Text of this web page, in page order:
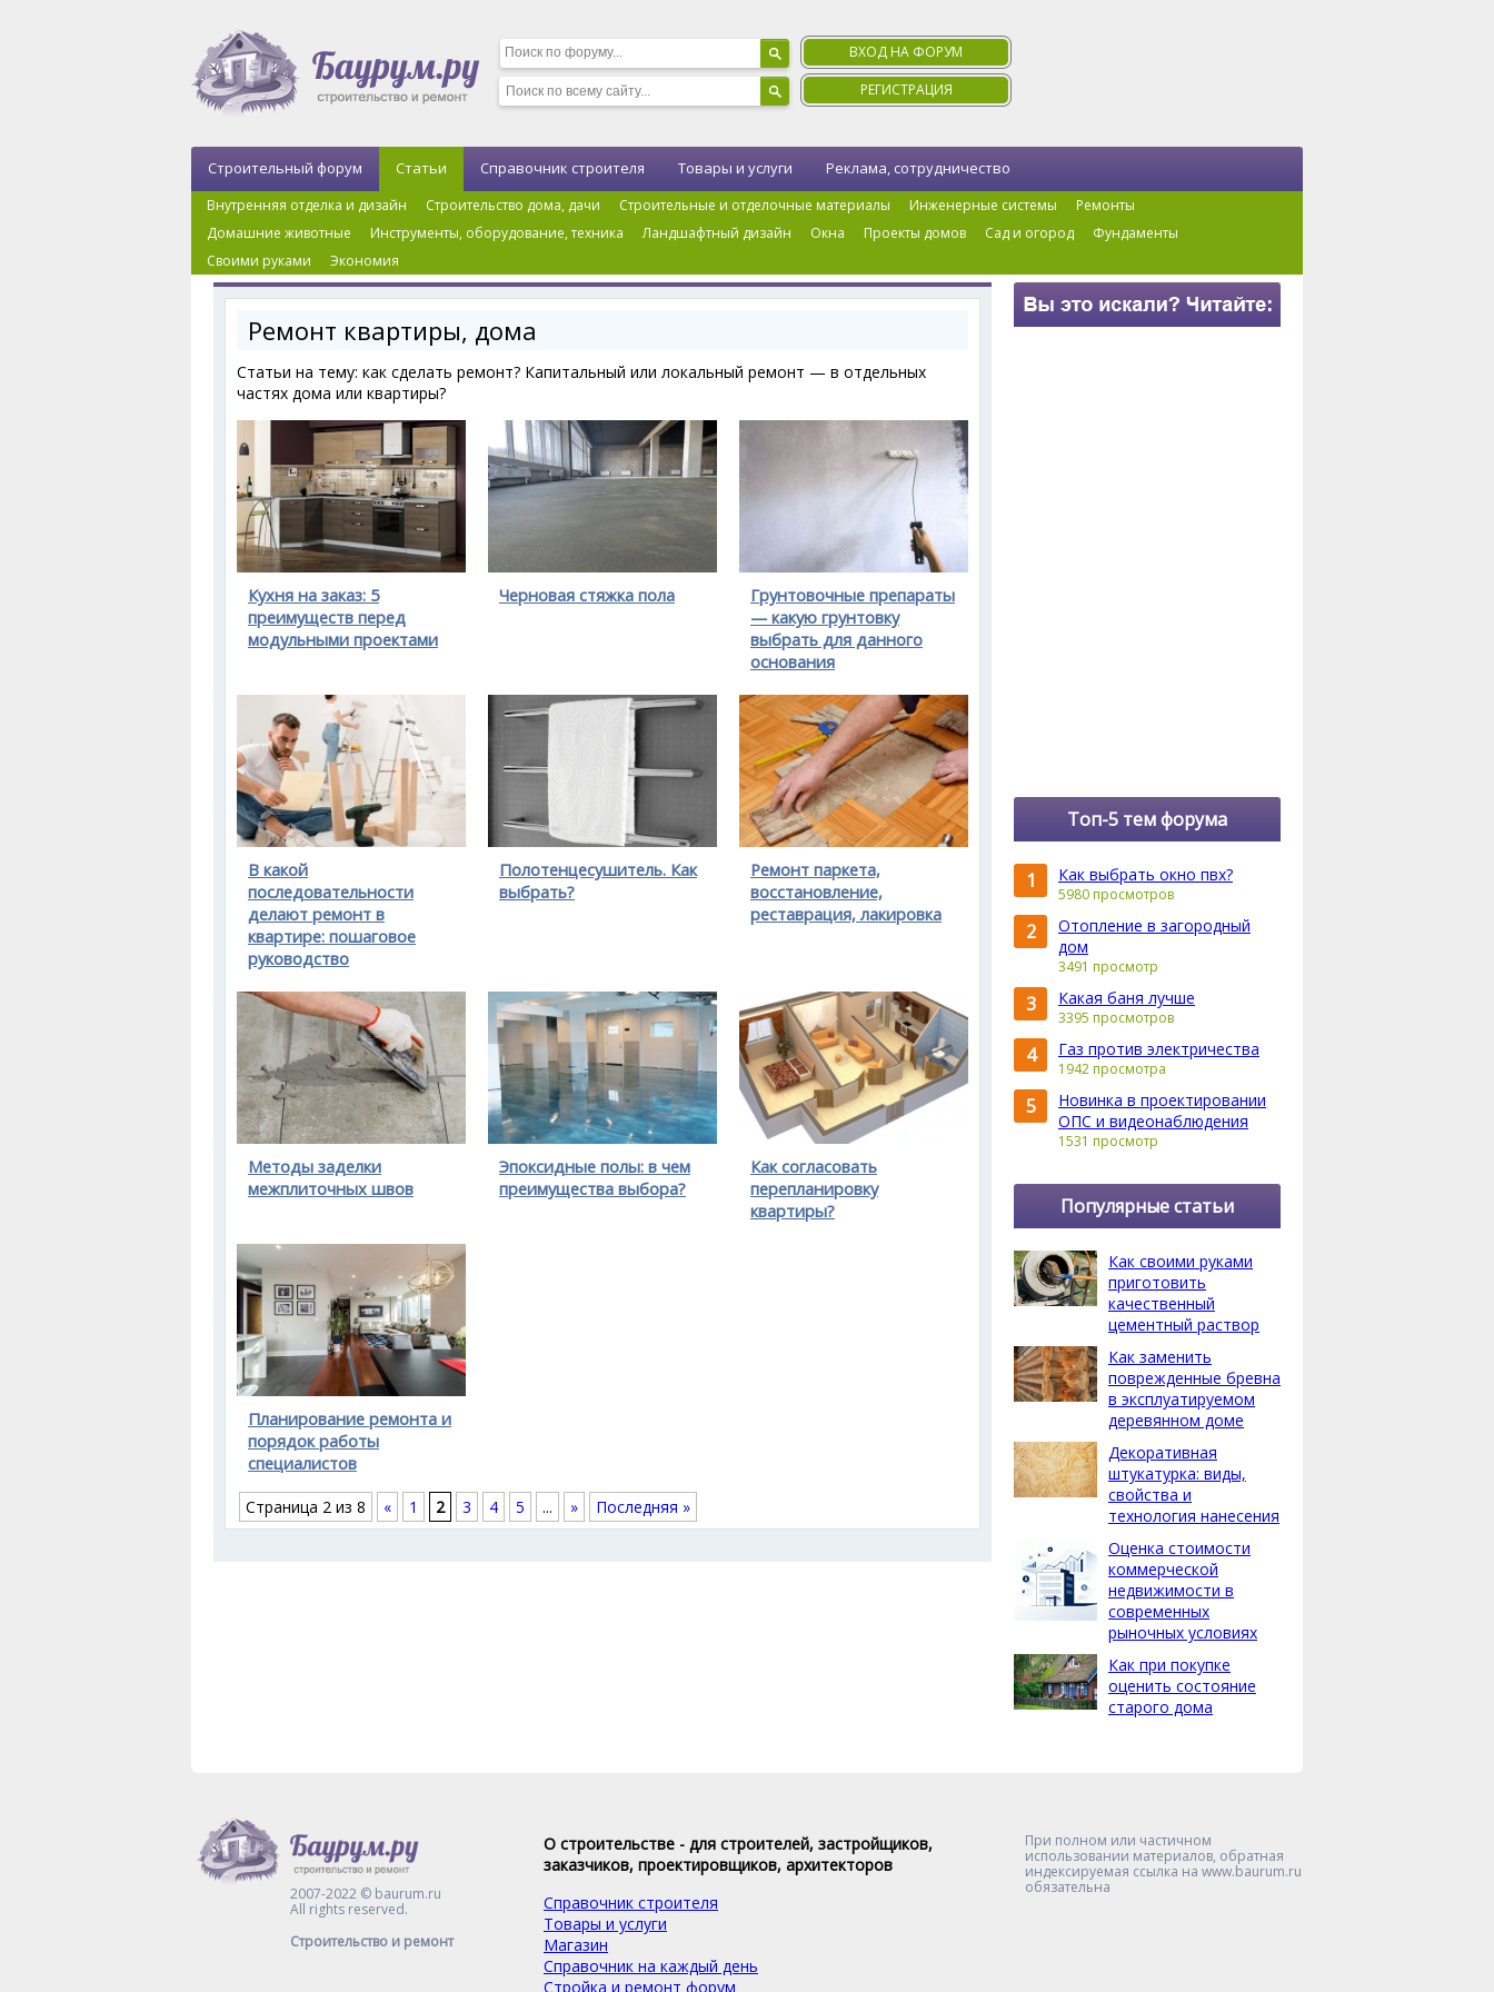
ВХОД НА ФОРУМ
РЕГИСТРАЦИЯ
Строительный форум Статьи
Внутренняя отделка и дизайн Строительство дома, дачи Строительные и отделочные материалы Инженерные системы
Ремонты
Домашние животные
Инструменты, оборудование, техника Ландшафтный дизайн Окна Проекты домов Сад и огород
Фундаменты
Своими руками
Экономия
Справочник строителя Товары и услуги Реклама, сотрудничество
Главная ›Ремонт квартиры, дома
Ремонт квартиры, дома
Статьи на тему: как сделать ремонт? Капитальный или локальный ремонт — в отдельных
частях дома или квартиры?
Кухня на заказ: 5
преимуществ перед
модульными проектами
Черновая стяжка пола
Грунтовочные препараты
— какую грунтовку
выбрать для данного
основания
В какой
последовательности
делают ремонт в
квартире: пошаговое
руководство
Полотенцесушитель. Как
выбрать?
Ремонт паркета,
восстановление,
реставрация, лакировка
Методы заделки
межплиточных швов
Эпоксидные полы: в чем
преимущества выбора?
Как согласовать
перепланировку
квартиры?
Планирование ремонта и
порядок работы
специалистов
Страница 2 из 8 « 1 2 3 4 5 ... » Последняя »
Топ-5 тем форума
1 Как выбрать окно пвх?
5980 просмотров
2
Отопление в загородный
дом
3491 просмотр
3 Какая баня лучше
3395 просмотров
4 Газ против электричества
1942 просмотра
5
Новинка в проектировании
ОПС и видеонаблюдения
1531 просмотр
Популярные статьи
Как своими руками
приготовить
качественный
цементный раствор
Как заменить
поврежденные бревна
в эксплуатируемом
деревянном доме
Декоративная
штукатурка: виды,
свойства и
технология нанесения
Оценка стоимости
коммерческой
недвижимости в
современных
рыночных условиях
Как при покупке
оценить состояние
старого дома
2007-2022 © baurum.ru
All rights reserved.
Строительство и ремонт
О строительстве - для строителей, застройщиков,
заказчиков, проектировщиков, архитекторов
Справочник строителя
Товары и услуги
Магазин
Справочник на каждый день
Стройка и ремонт форум
При полном или частичном
использовании материалов, обратная
индексируемая ссылка на www.baurum.ru
обязательна